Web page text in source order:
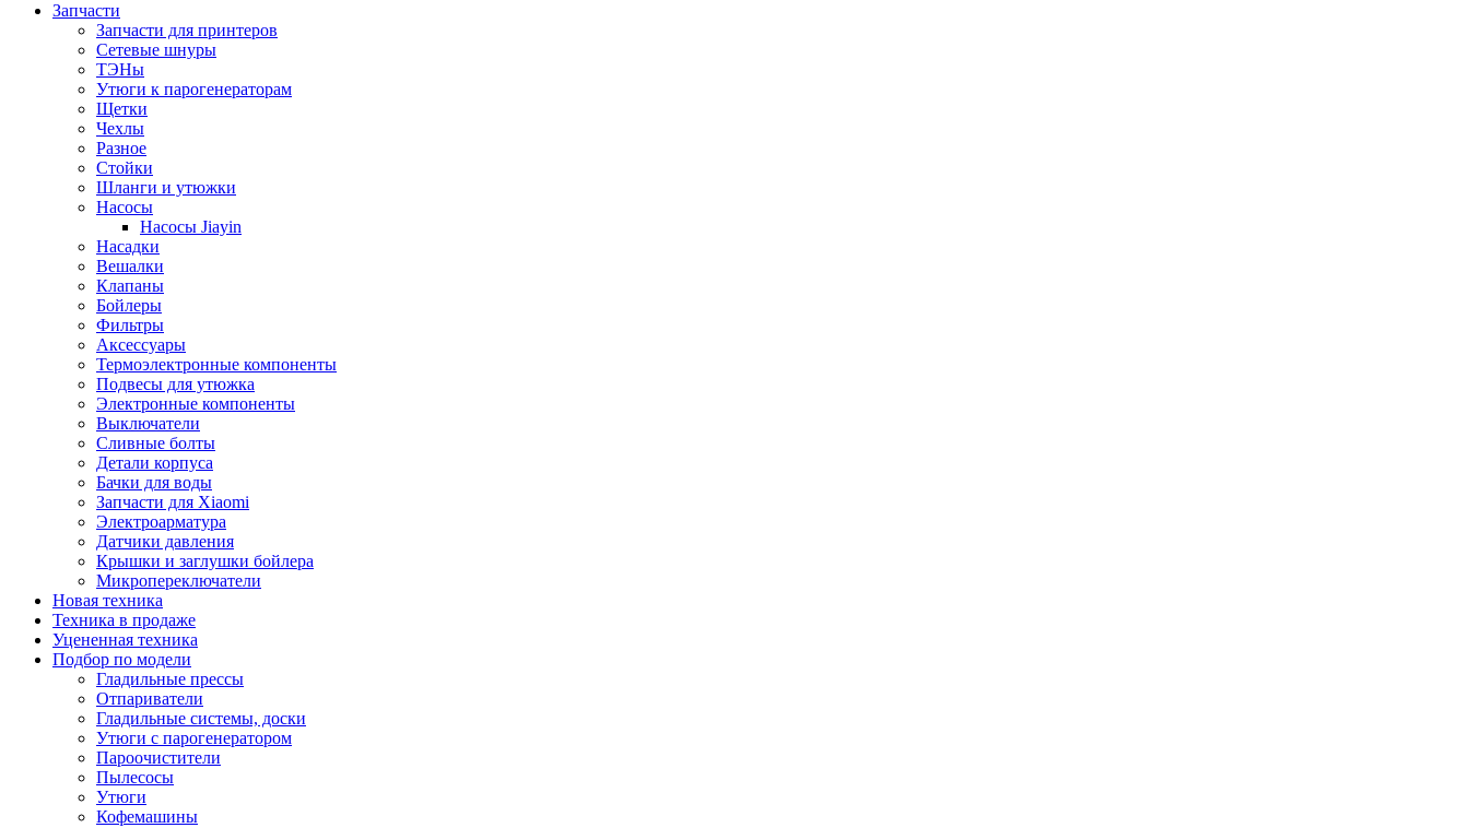
Запчасти
Запчасти для принтеров
Сетевые шнуры
ТЭНы
Утюги к парогенераторам
Щетки
Чехлы
Разное
Стойки
Шланги и утюжки
Насосы
Насосы Jiayin
Насадки
Вешалки
Клапаны
Бойлеры
Фильтры
Аксессуары
Термоэлектронные компоненты
Подвесы для утюжка
Электронные компоненты
Выключатели
Сливные болты
Детали корпуса
Бачки для воды
Запчасти для Xiaomi
Электроарматура
Датчики давления
Крышки и заглушки бойлера
Микропереключатели
Новая техника
Техника в продаже
Уцененная техника
Подбор по модели
Гладильные прессы
Отпариватели
Гладильные системы, доски
Утюги с парогенератором
Пароочистители
Пылесосы
Утюги
Кофемашины